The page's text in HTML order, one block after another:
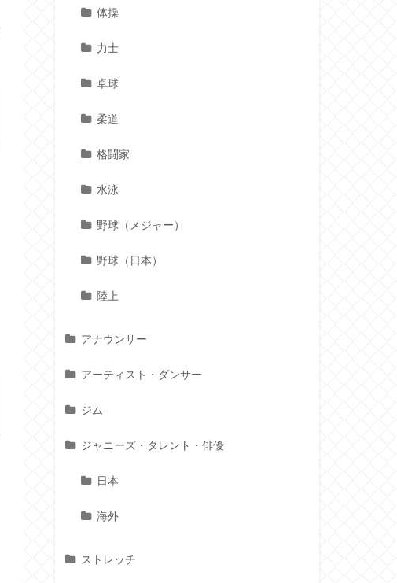
体操
力士
卓球
柔道
格闘家
水泳
野球（メジャー）
野球（日本）
陸上
アナウンサー
アーティスト・ダンサー
ジム
ジャニーズ・タレント・俳優
日本
海外
ストレッチ